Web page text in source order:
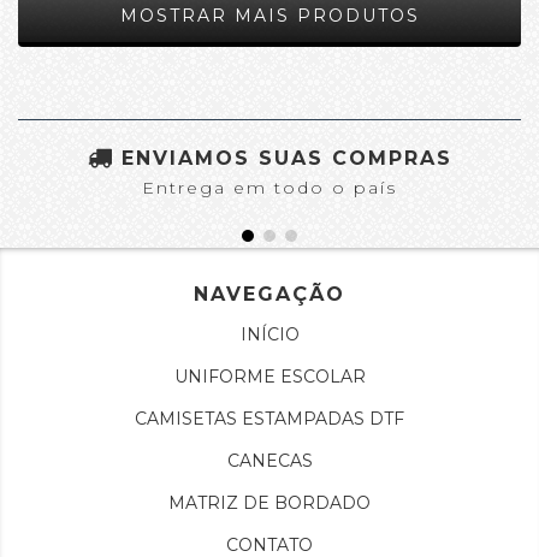
MOSTRAR MAIS PRODUTOS
ENVIAMOS SUAS COMPRAS
Entrega em todo o país
NAVEGAÇÃO
INÍCIO
UNIFORME ESCOLAR
CAMISETAS ESTAMPADAS DTF
CANECAS
MATRIZ DE BORDADO
CONTATO